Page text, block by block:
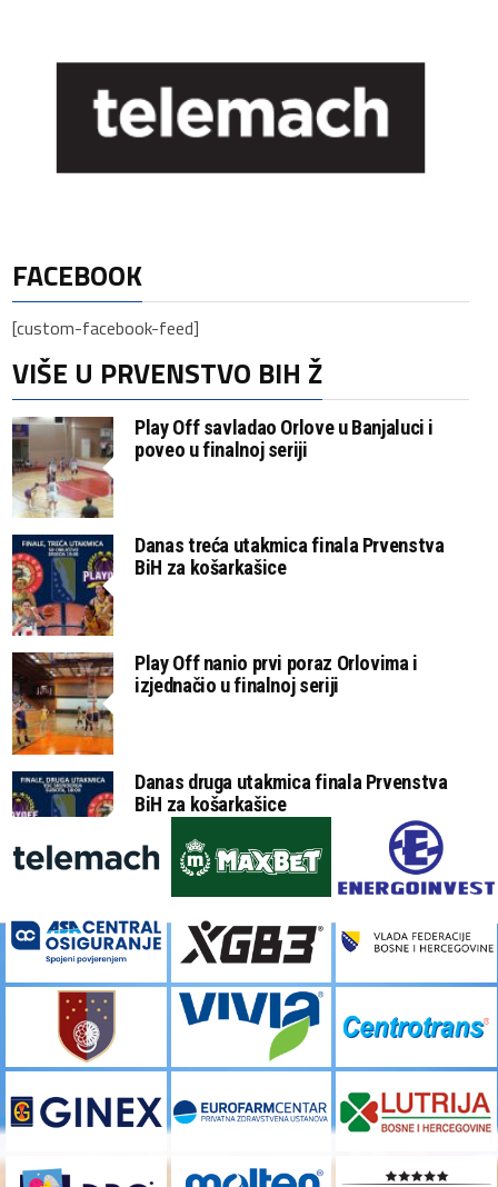
FACEBOOK
[custom-facebook-feed]
VIŠE U PRVENSTVO BIH Ž
Play Off savladao Orlove u Banjaluci i
poveo u finalnoj seriji
Danas treća utakmica finala Prvenstva
BiH za košarkašice
Play Off nanio prvi poraz Orlovima i
izjednačio u finalnoj seriji
Danas druga utakmica finala Prvenstva
BiH za košarkašice